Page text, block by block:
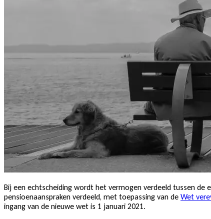
Bij een echtscheiding wordt het vermogen verdeeld tussen
pensioenaanspraken verdeeld, met toepassing van de Wet
ingang van de nieuwe wet is 1 januari 2021.